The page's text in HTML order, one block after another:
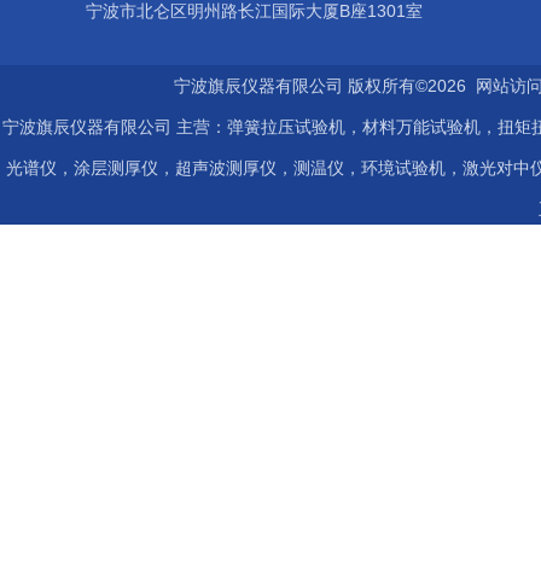
宁波市北仑区明州路长江国际大厦B座1301室
宁波旗辰仪器有限公司 版权所有©2026 网站
宁波旗辰仪器有限公司 主营：弹簧拉压试验机，材料万能试验机，扭
光谱仪，涂层测厚仪，超声波测厚仪，测温仪，环境试验机，激光对